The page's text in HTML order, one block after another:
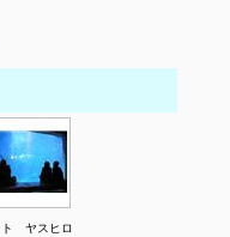
ト ヤスヒロ